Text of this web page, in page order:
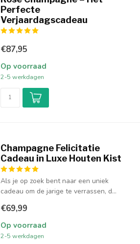
Perfecte
Verjaardagscadeau
€87,95
Op voorraad
2-5 werkdagen
Champagne Felicitatie
Cadeau in Luxe Houten Kist
Als je op zoek bent naar een uniek
cadeau om de jarige te verrassen, d...
€69,99
Op voorraad
2-5 werkdagen